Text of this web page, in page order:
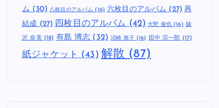
ム (30) 八枚目のアルバム (16) 六枚目のアルバム (27) 再
結成 (27) 四枚目のアルバム (42) 大野 俊也(16) 妹
沢 奈美(18) 有島 博志 (32) 沼崎 敦子(16) 田中 宗一郎 (17)
紙ジャケット (43) 解散 (87)